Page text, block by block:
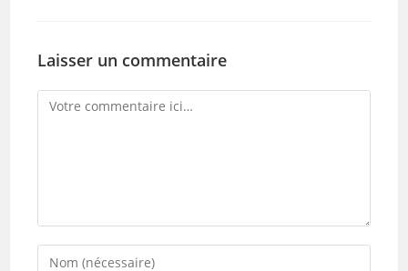
Laisser un commentaire
Comment
Enter